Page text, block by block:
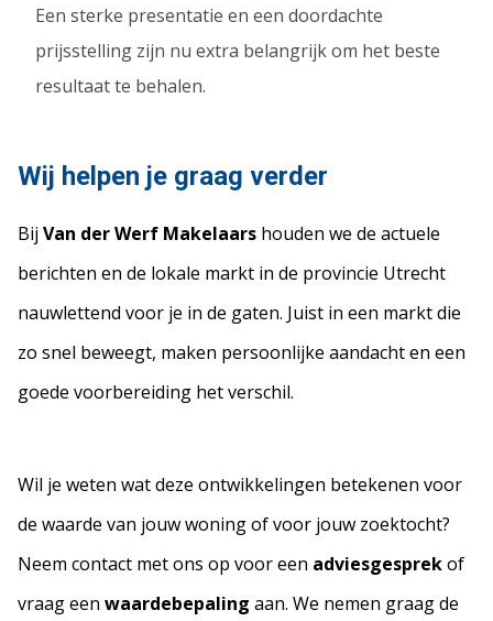
Een sterke presentatie en een doordachte
prijsstelling zijn nu extra belangrijk om het beste
resultaat te behalen.
Wij helpen je graag verder
Bij Van der Werf Makelaars houden we de actuele
berichten en de lokale markt in de provincie Utrecht
nauwlettend voor je in de gaten. Juist in een markt die
zo snel beweegt, maken persoonlijke aandacht en een
goede voorbereiding het verschil.
Wil je weten wat deze ontwikkelingen betekenen voor
de waarde van jouw woning of voor jouw zoektocht?
Neem contact met ons op voor een adviesgesprekof
vraag een waardebepaling aan. We nemen graag de